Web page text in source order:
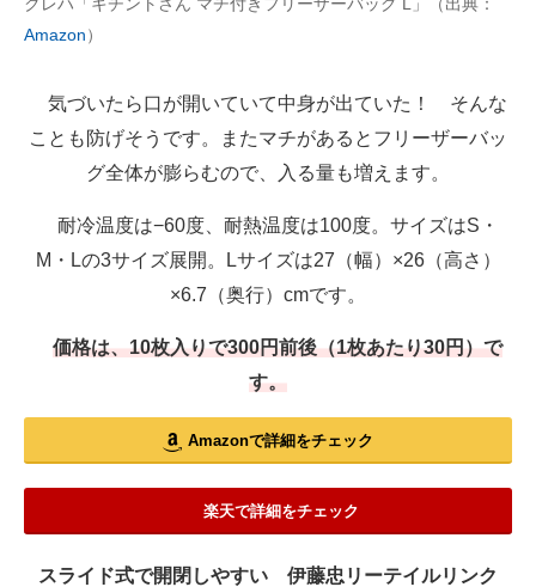
クレハ「キチントさん マチ付きフリーザーバッグ L」（出典：
Amazon）
気づいたら口が開いていて中身が出ていた！ そんな
ことも防げそうです。またマチがあるとフリーザーバッ
グ全体が膨らむので、入る量も増えます。
耐冷温度は−60度、耐熱温度は100度。サイズはS・
M・Lの3サイズ展開。Lサイズは27（幅）×26（高さ）
×6.7（奥行）cmです。
価格は、10枚入りで300円前後（1枚あたり30円）で
す。
Amazonで詳細をチェック
楽天で詳細をチェック
スライド式で開閉しやすい 伊藤忠リーテイルリンク